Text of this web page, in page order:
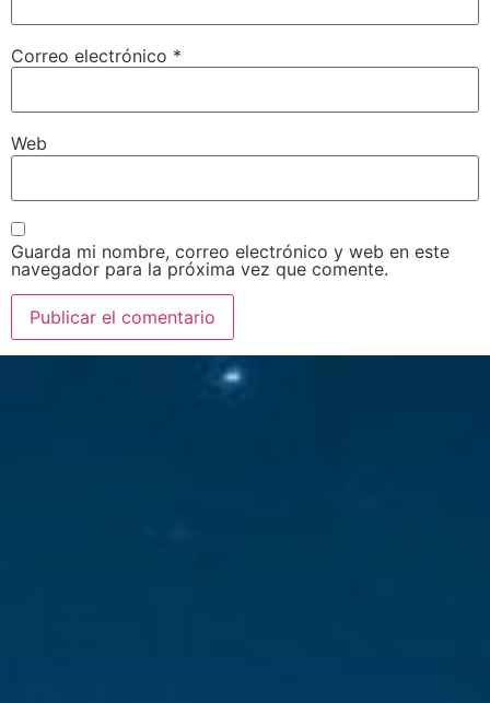
Correo electrónico *
Web
Guarda mi nombre, correo electrónico y web en este
navegador para la próxima vez que comente.